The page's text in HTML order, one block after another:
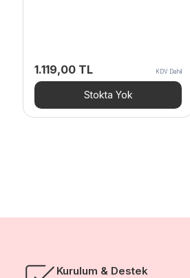
1.119,00 TL KDV Dahil
Stokta Yok
Kurulum & Destek